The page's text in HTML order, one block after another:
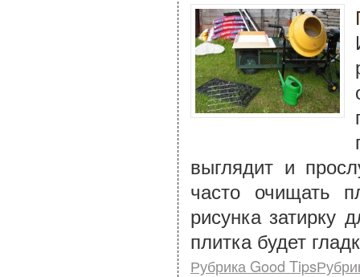
выглядит и
часто очищать
рисунка затирку
плитка будет
Рубрика Good